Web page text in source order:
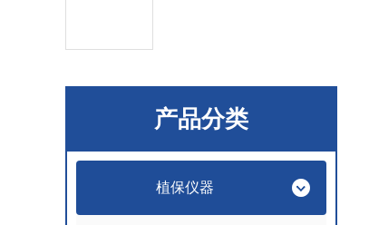
产品分类
植保仪器